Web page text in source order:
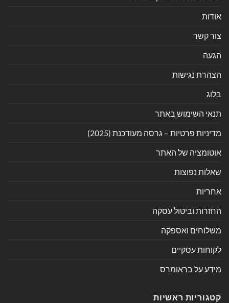
אודות
צור קשר
הגעה
הצהרת נגישות
בלוג
תנאי השימוש באתר
מדיניות פרטיות – גרסה מעודכנת (2025)
אוטומציה של האתר
שאלות נפוצות
אחריות
החזרות וביטול עסקה
משלוחים ואספקה
לקוחות עסקיים
מידע על בראומרס
קטגוריות ראשיות